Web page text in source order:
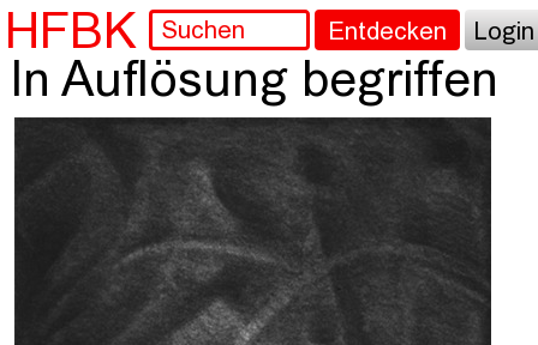
HFBK Entdecken Login
In Auflösung begriffen